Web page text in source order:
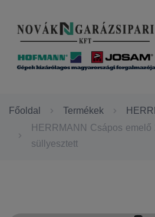
Főoldal Termékek
HERRMANN Csápos emelő
süllyesztett